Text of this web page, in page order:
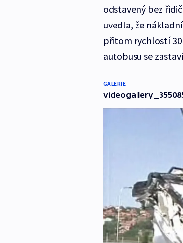
odstavený bez
uvedla, že
přitom rychlostí
autobusu se
GALERIE